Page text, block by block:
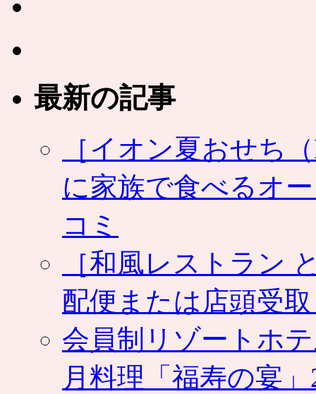
最新の記事
［イオン夏おせち
に家族で食べるオ
コミ
［和風レストラン
配便または店頭受
会員制リゾートホ
月料理「福寿の宴